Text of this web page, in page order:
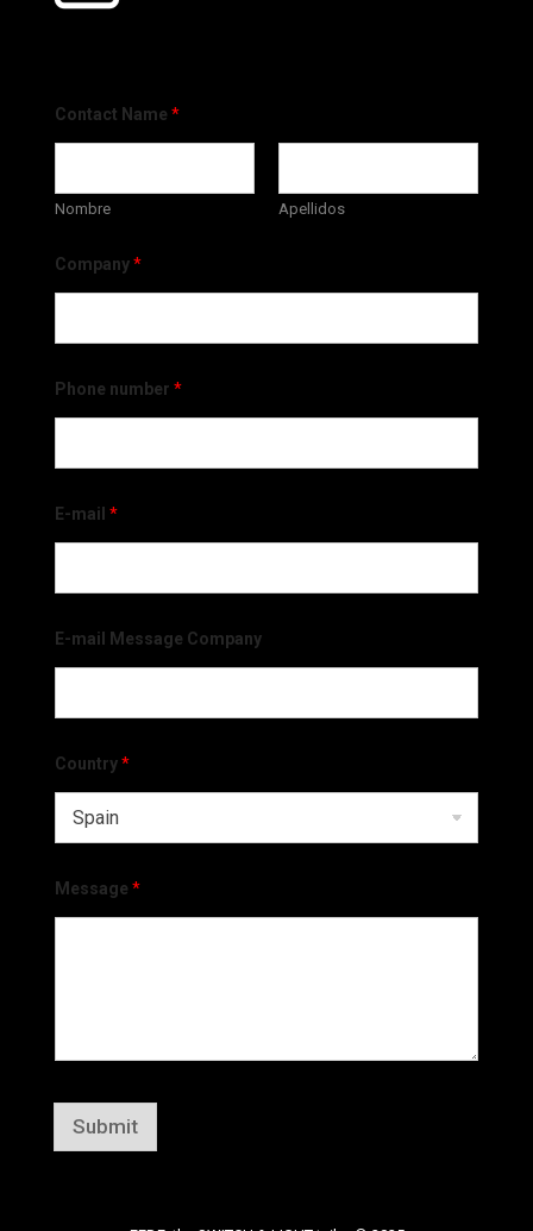
Contact Name *
Nombre Apellidos
Company*
Phone number *
E-mail *
E-mail Message Company
Country*
Message *
Submit